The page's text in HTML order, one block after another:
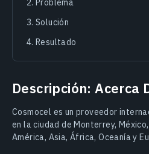
Problema
Solución
Resultado
Descripción: Acerca
Cosmocel es un proveedor
en la ciudad de Monterrey,
América, Asia, África, Oceanía y